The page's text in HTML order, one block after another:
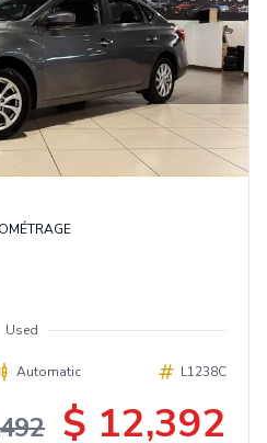
Used
Automatic L1238C
$ 12,392